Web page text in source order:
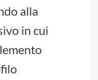
alla
in cui